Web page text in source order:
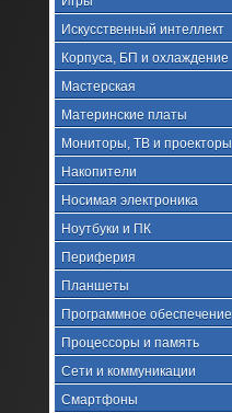
Искусственный интеллект
Корпуса, БП и охлаждение
Мастерская
Материнские платы
Мониторы, ТВ и проекторы
Накопители
Носимая электроника
Ноутбуки и ПК
Периферия
Планшеты
Программное обеспечение
Процессоры и память
Сети и коммуникации
Смартфоны